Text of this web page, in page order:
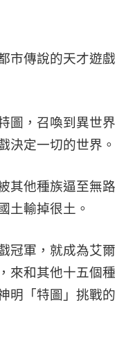
市傳說的天才遊戲
圖，召喚到異世界
決定一切的世界。
其他種族逼至無路
土輸掉很土。
冠軍，就成為艾爾
來和其他十五個種
明「特圖」挑戰的